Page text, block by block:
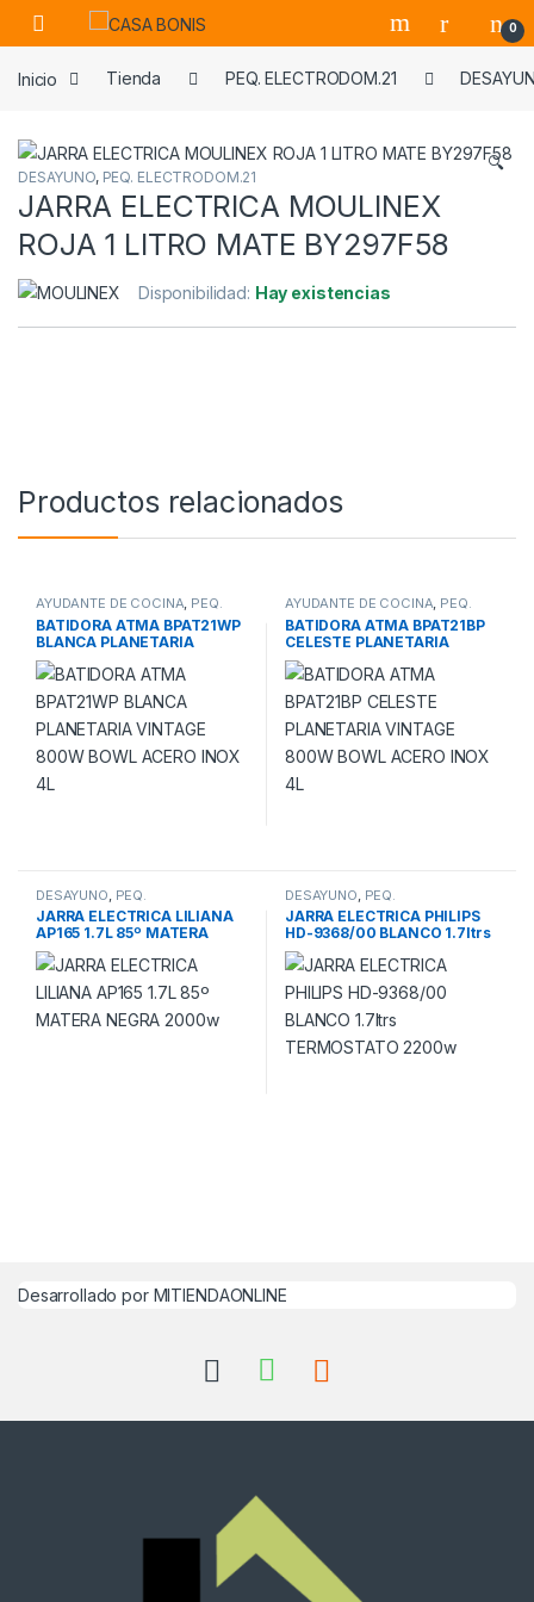
Skip to navigation
Skip to content
0
Inicio Tienda PEQ. ELECTRODOM.21
🔍
DESAYUNO, PEQ. ELECTRODOM.21
JARRA ELECTRICA MOULINEX
ROJA 1 LITRO MATE BY297F58
Disponibilidad: Hay existencias
Productos relacionados
AYUDANTE DE COCINA PEQ.
BATIDORA ATMA BPAT21WP
BLANCA PLANETARIA
VINTAGE 800W BOWL
ACERO INOX 4L
AYUDANTE DE COCINA PEQ.
BATIDORA ATMA BPAT21BP
CELESTE PLANETARIA
VINTAGE 800W BOWL
ACERO INOX 4L
DESAYUNO PEQ.
ELECTRODOM.21
JARRA ELECTRICA LILIANA
AP165 1.7L 85º MATERA
NEGRA 2000w
DESAYUNO PEQ.
ELECTRODOM.21
JARRA ELECTRICA PHILIPS
HD-9368/00 BLANCO 1.7ltrs
TERMOSTATO 2200w
Desarrollado por MITIENDAONLINE